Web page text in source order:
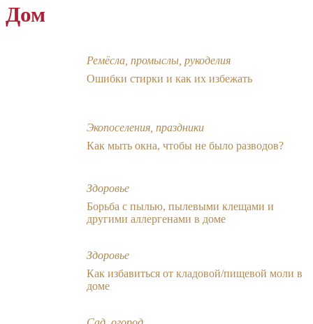
Дом
Ремёсла, промыслы, рукоделия
Ошибки стирки и как их избежать
Экопоселения, праздники
Как мыть окна, чтобы не было разводов?
Здоровье
Борьба с пылью, пылевыми клещами и
другими аллергенами в доме
Здоровье
Как избавиться от кладовой/пищевой моли в
доме